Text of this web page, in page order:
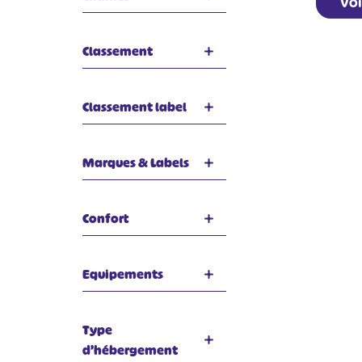
Classement
Classement label
Marques & Labels
Confort
Equipements
Type
d’hébergement